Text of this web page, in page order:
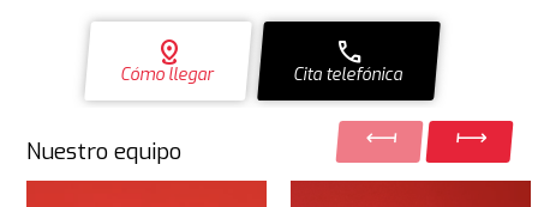
distance
Cómo llegar
call
Cita telefónica
Nuestro equipo